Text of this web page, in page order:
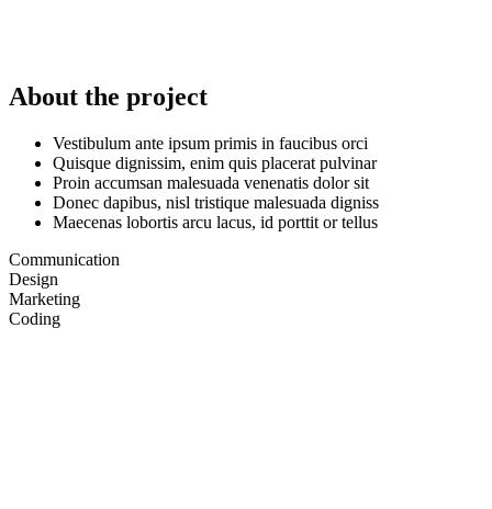
About the project
Vestibulum ante ipsum primis in faucibus orci
Quisque dignissim, enim quis placerat pulvinar
Proin accumsan malesuada venenatis dolor sit
Donec dapibus, nisl tristique malesuada digniss
Maecenas lobortis arcu lacus, id porttit or tellus
Communication
Design
Marketing
Coding